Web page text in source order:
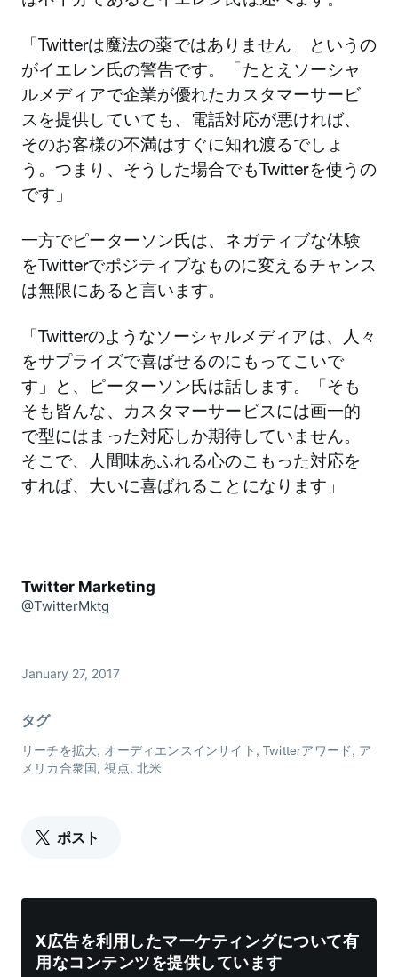
「Twitterは魔法の薬ではありません」というの
がイエレン氏の警告です。「たとえソーシャ
ルメディアで企業が優れたカスタマーサービ
スを提供していても、電話対応が悪ければ、
そのお客様の不満はすぐに知れ渡るでしょ
う。つまり、そうした場合でもTwitterを使うの
です」
一方でピーターソン氏は、ネガティブな体験
をTwitterでポジティブなものに変えるチャンス
は無限にあると言います。
「Twitterのようなソーシャルメディアは、人々
をサプライズで喜ばせるのにもってこいで
す」と、ピーターソン氏は話します。「そも
そも皆んな、カスタマーサービスには画一的
で型にはまった対応しか期待していません。
そこで、人間味あふれる心のこもった対応を
すれば、大いに喜ばれることになります」
Twitter Marketing
@TwitterMktg
January 27, 2017
タグ
リーチを拡大 オーディエンスインサイト Twitterアワード
ア
メリカ合衆国 視点 北米
ポスト
X広告を利用したマーケティングについて有
用なコンテンツを提供しています